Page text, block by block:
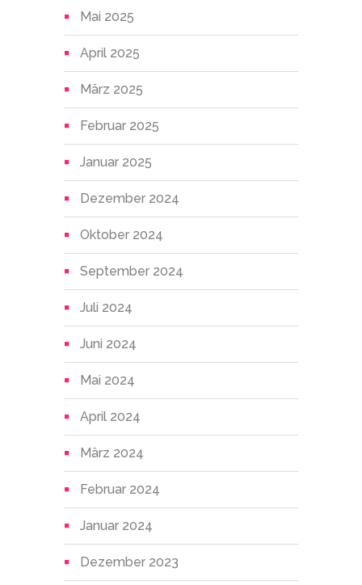
Mai 2025
April 2025
März 2025
Februar 2025
Januar 2025
Dezember 2024
Oktober 2024
September 2024
Juli 2024
Juni 2024
Mai 2024
April 2024
März 2024
Februar 2024
Januar 2024
Dezember 2023